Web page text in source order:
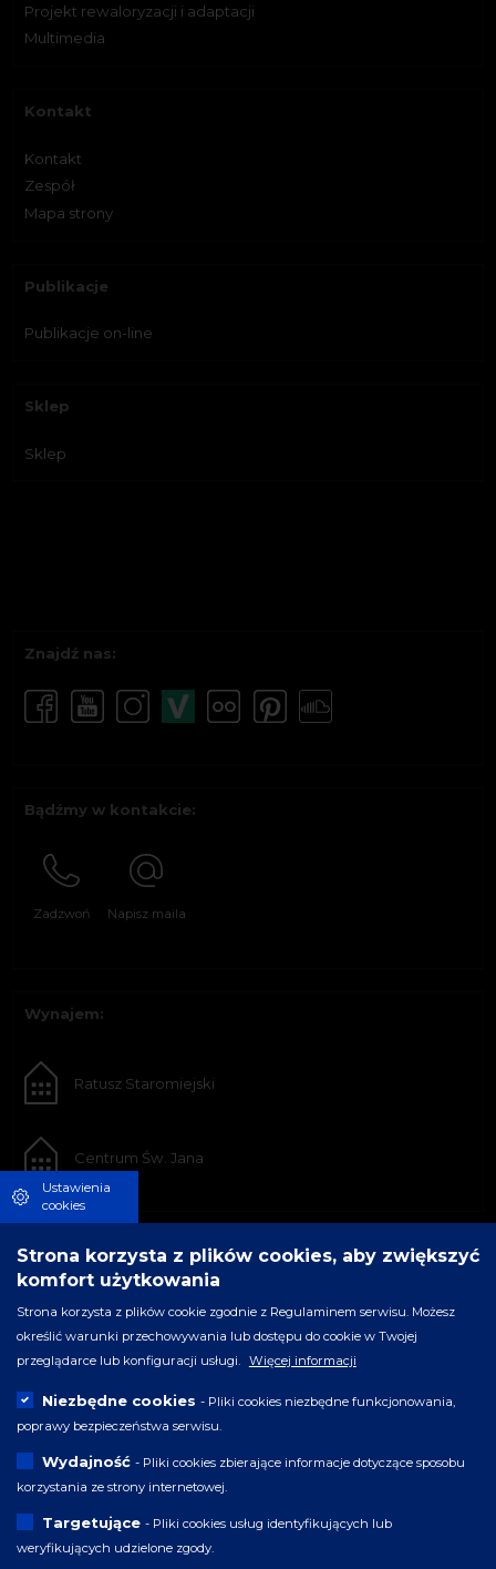
Projekt rewaloryzacji i adaptacji
Multimedia
Kontakt
Kontakt
Zespół
Mapa strony
Publikacje
Publikacje on-line
Sklep
Sklep
Znajdź nas:
Bądźmy w kontakcie:
Zadzwoń Napisz maila
Wynajem:
Ratusz Staromiejski
Centrum Św. Jana
Ustawienia
cookies
Strona korzysta z plików cookies, aby zwiększyć
komfort użytkowania
Strona korzysta z plików cookie zgodnie z Regulaminem serwisu. Możesz
określić warunki przechowywania lub dostępu do cookie w Twojej
przeglądarce lub konfiguracji usługi.
Więcej informacji
Niezbędne cookies - Pliki cookies niezbędne funkcjonowania,
poprawy bezpieczeństwa serwisu.
Wydajność - Pliki cookies zbierające informacje dotyczące sposobu
korzystania ze strony internetowej.
Targetujące - Pliki cookies usług identyfikujących lub
weryfikujących udzielone zgody.